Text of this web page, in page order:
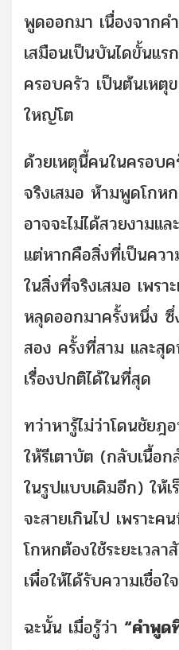
พูดออกมา เนื่องจากค
เสมือนเป็นบันไดขั้นแร
ครอบครัว เป็นต้นเห
ใหญ่โต
ด้วยเหตุนี้คนในครอบ
จริงเสมอ ห้ามพูดโกห
อาจจะไม่ได้สวยงามแ
แต่หากคือสิ่งที่เป็นคว
ในสิ่งที่จริงเสมอ เพร
หลุดออกมาครั้งหนึ่ง
สอง ครั้งที่สาม และสุ
เรื่องปกติได้ในที่สุด
ทว่าหารู้ไม่ว่าโดนชัยฎ
ให้รีเตาบัต (กลับเนื้อ
ในรูปแบบเดิมอีก) ให้
จะสายเกินไป เพราะ
โกหกต้องใช้ระยะเวลา
เพื่อให้ได้รับความเชื่อใ
ฉะนั้น เมื่อรู้ว่า “คำพูด